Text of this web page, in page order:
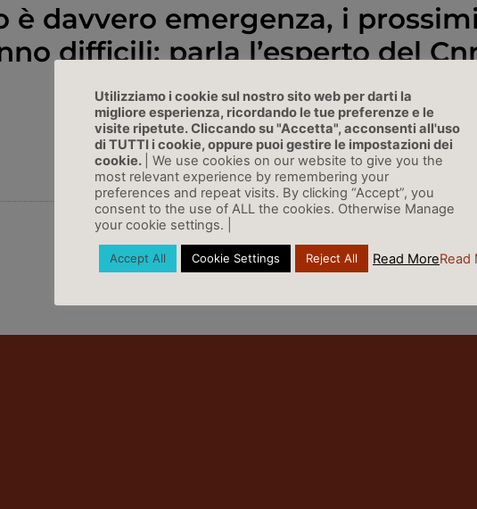
è davvero emergenza, i
difficili; parla l’esperto del
IlMeteo.it, 19/06/
LINK
Vai a Rassegna Stampa »
Utilizziamo i cookie sul nostro sito web per darti la
migliore esperienza, ricordando le tue preferenze e le
visite ripetute. Cliccando su "Accetta", acconsenti all'uso
di TUTTI i cookie, oppure puoi gestire le impostazioni dei
cookie.
| We use cookies on our website to give you the
most relevant experience by remembering your
preferences and repeat visits. By clicking “Accept”, you
consent to the use of ALL the cookies. Otherwise Manage
your cookie settings. |
Accept All Cookie Settings Reject All Read MoreRead